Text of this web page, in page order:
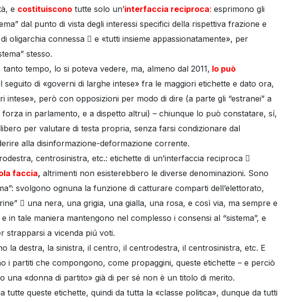
e costituiscono tutte solo un’interfaccia reciproca: esprimono gli
dal punto di vista degli interessi specifici della rispettiva frazione e
oligarchia connessa  e «tutti insieme appassionatamente», per
stesso.
tempo, lo si poteva vedere, ma, almeno dal 2011, lo può
seguito di «governi di larghe intese» fra le maggiori etichette e dato ora,
intese», però con opposizioni per modo di dire (a parte gli “estranei” a
forza in parlamento, e a dispetto altrui) – chiunque lo può constatare, sí,
per valutare di testa propria, senza farsi condizionare dal
alla disinformazione-deformazione corrente.
centrosinistra, etc.: etichette di un’interfaccia reciproca 
faccia, altrimenti non esisterebbero le diverse denominazioni. Sono
svolgono ognuna la funzione di catturare comparti dell’elettorato,
 una nera, una grigia, una gialla, una rosa, e così via, ma sempre e
in tale maniera mantengono nel complesso i consensi al “sistema”, e
strapparsi a vicenda piú voti.
la destra, la sinistra, il centro, il centrodestra, il centrosinistra, etc. E
i partiti che compongono, come propaggini, queste etichette – e perciò
una «donna di partito» già di per sé non è un titolo di merito.
tutte queste etichette, quindi da tutta la «classe politica», dunque da tutti